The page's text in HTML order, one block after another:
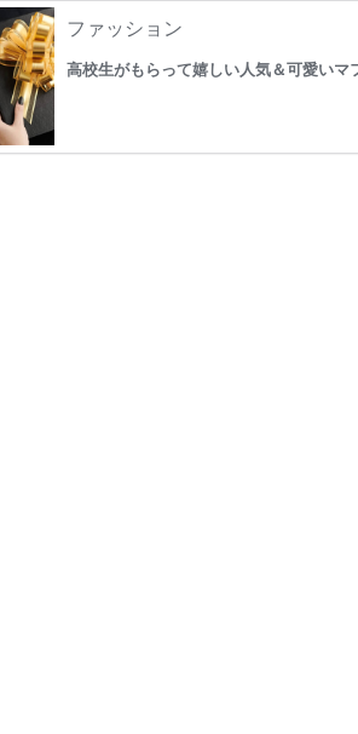
ファッション
高校生がもらって嬉しい人気＆可愛い